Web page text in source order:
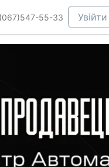
55-33 Увійти